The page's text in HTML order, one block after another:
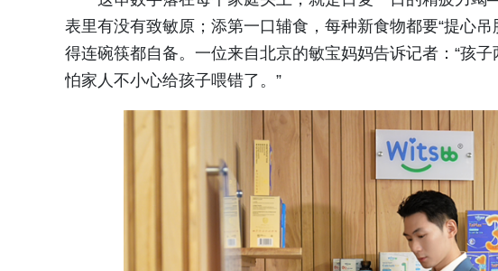
表里有没有致敏原；添第一口辅食，每种新食物都要“提心
得连碗筷都自备。一位来自北京的敏宝妈妈告诉记者：“孩子
怕家人不小心给孩子喂错了。”